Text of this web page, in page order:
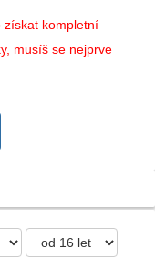
získat kompletní
musíš se nejprve